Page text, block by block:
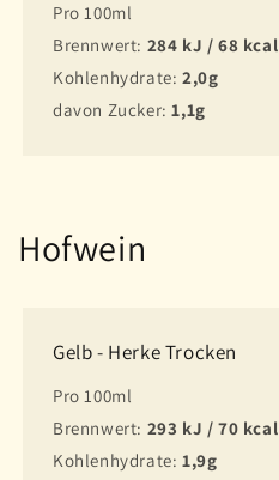
Pro 100ml
Brennwert: 284 kJ / 68 kcal
Kohlenhydrate: 2,0g
davon Zucker:1,1g
Hofwein
Gelb - Herke Trocken
Pro 100ml
Brennwert: 293 kJ / 70 kcal
Kohlenhydrate: 1,9g